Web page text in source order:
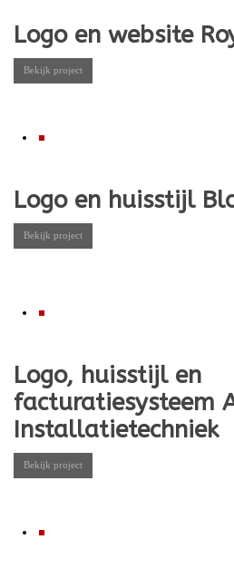
Logo en website
Bekijk project
Logo en huisstijl
Bekijk project
Logo, huisstijl en
facturatiesysteem
Installatietechniek
Bekijk project